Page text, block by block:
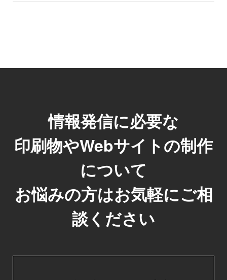
情報発信に必要な
印刷物やWebサイトの制作
について
お悩みの方はお気軽にご相
談ください